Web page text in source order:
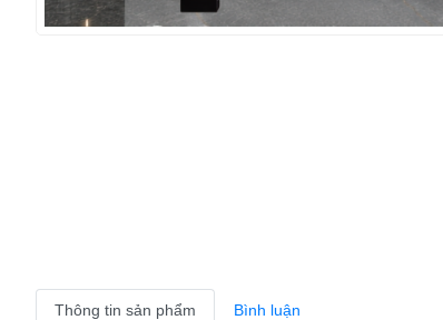
Thông tin sản phẩm Bình luận